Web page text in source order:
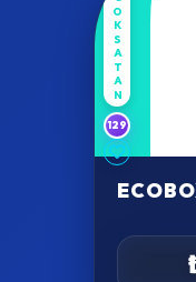
COKSATAN
129